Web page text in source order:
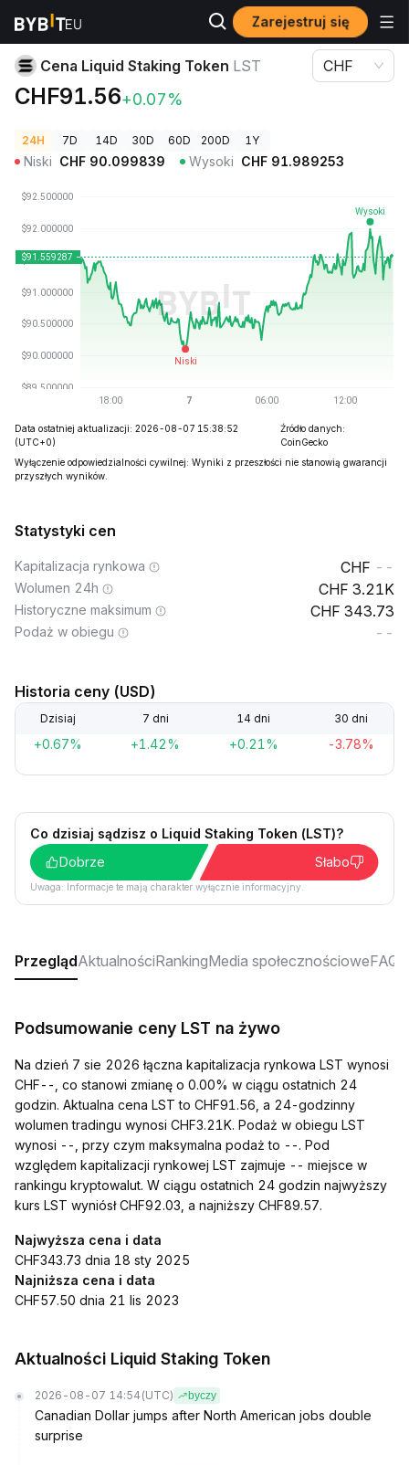
Zarejestruj się
Ceny kryptowalut Cena Liquid Staking Token LST
Cena Liquid Staking Token LST
CHF91.56+0.07%
CHF
24H 7D 14D 30D 60D 200D 1Y
Niski CHF 90.099839 Wysoki CHF 91.989253
Data ostatniej aktualizacji: 2026-08-07 15:38:52
(UTC+0)
Źródło danych:
CoinGecko
Wyłączenie odpowiedzialności cywilnej: Wyniki z przeszłości nie stanowią gwarancji
przyszłych wyników.
Statystyki cen
Kapitalizacja rynkowa --
Wolumen 24h 3.21K
Historyczne maksimum 343.73
Podaż w obiegu --
Historia ceny (USD)
Dzisiaj 7 dni 14 dni 30 dni
+0.67% +1.42% +0.21% -3.78%
Co dzisiaj sądzisz o Liquid Staking Token (LST)?
Dobrze
Słabo
Uwaga: Informacje te mają charakter wyłącznie informacyjny.
PrzeglądAktualnościRankingMedia społecznościoweFAQ
Podsumowanie ceny LST na żywo
Na dzień 7 sie 2026 łączna kapitalizacja rynkowa LST wynosi
CHF--, co stanowi zmianę o 0.00% w ciągu ostatnich 24
godzin. Aktualna cena LST to CHF91.56, a 24-godzinny
wolumen tradingu wynosi CHF3.21K. Podaż w obiegu LST
wynosi --, przy czym maksymalna podaż to --. Pod
względem kapitalizacji rynkowej LST zajmuje -- miejsce w
rankingu kryptowalut. W ciągu ostatnich 24 godzin najwyższy
kurs LST wyniósł CHF92.03, a najniższy CHF89.57.
Najwyższa cena i data
CHF343.73 dnia 18 sty 2025
Najniższa cena i data
CHF57.50 dnia 21 lis 2023
Aktualności Liquid Staking Token
2026-08-07 14:54 (UTC) byczy
Canadian Dollar jumps after North American jobs double
surprise